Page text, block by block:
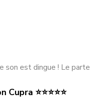
son est dingue ! Le
⭐⭐⭐⭐⭐